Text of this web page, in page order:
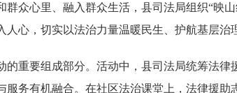
群众心里、融入群众生活，县司法局组织“映
心，切实以法治力量温暖民生、护航基层治
的重要组成部分。活动中，县司法局统筹法
服务有机融合。在社区法治课堂上，法律援